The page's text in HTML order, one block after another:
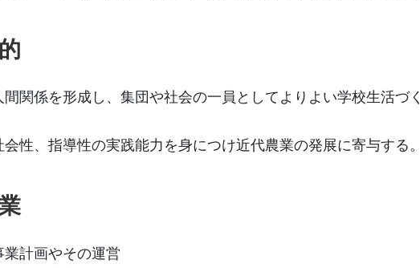
間関係を形成し、集団や社会の一員としてよりよい学校生活づく
会性、指導性の実践能力を身につけ近代農業の発展に寄与する。
業計画やその運営